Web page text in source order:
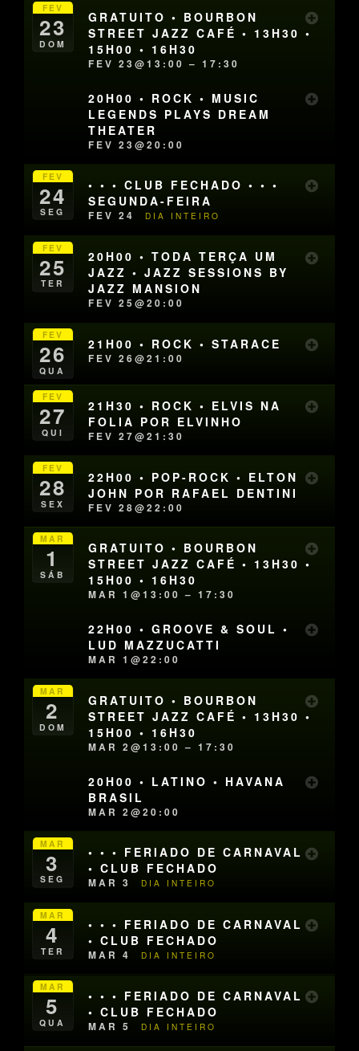
FEV
23
DOM
GRATUITO • BOURBON
STREET JAZZ CAFÉ • 13H30 •
15H00 • 16H30
FEV 23@13:00 – 17:30
20H00 • ROCK • MUSIC
LEGENDS PLAYS DREAM
THEATER
FEV 23@20:00
FEV
24
SEG
• • • CLUB FECHADO • • •
SEGUNDA-FEIRA
FEV 24 DIA INTEIRO
FEV
25
TER
20H00 • TODA TERÇA UM
JAZZ • JAZZ SESSIONS BY
JAZZ MANSION
FEV 25@20:00
FEV
26
QUA
21H00 • ROCK • STARACE
FEV 26@21:00
FEV
27
QUI
21H30 • ROCK • ELVIS NA
FOLIA POR ELVINHO
FEV 27@21:30
FEV
28
SEX
22H00 • POP-ROCK • ELTON
JOHN POR RAFAEL DENTINI
FEV 28@22:00
MAR
1
SÁB
GRATUITO • BOURBON
STREET JAZZ CAFÉ • 13H30 •
15H00 • 16H30
MAR 1@13:00 – 17:30
22H00 • GROOVE & SOUL •
LUD MAZZUCATTI
MAR 1@22:00
MAR
2
DOM
GRATUITO • BOURBON
STREET JAZZ CAFÉ • 13H30 •
15H00 • 16H30
MAR 2@13:00 – 17:30
20H00 • LATINO • HAVANA
BRASIL
MAR 2@20:00
MAR
3
SEG
• • • FERIADO DE CARNAVAL
• CLUB FECHADO
MAR 3 DIA INTEIRO
MAR
4
TER
• • • FERIADO DE CARNAVAL
• CLUB FECHADO
MAR 4 DIA INTEIRO
MAR
5
QUA
• • • FERIADO DE CARNAVAL
• CLUB FECHADO
MAR 5 DIA INTEIRO